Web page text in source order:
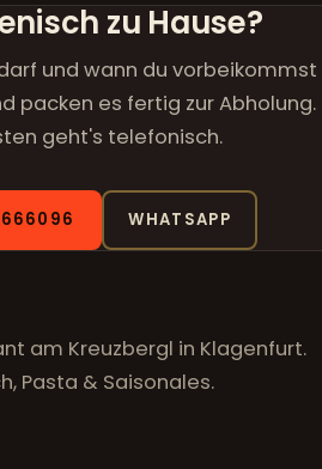
zu Hause?
und wann du vorbeikommst
packen es fertig zur Abholung.
geht's telefonisch.
WHATSAPP
am Kreuzbergl in Klagenfurt.
Pasta & Saisonales.